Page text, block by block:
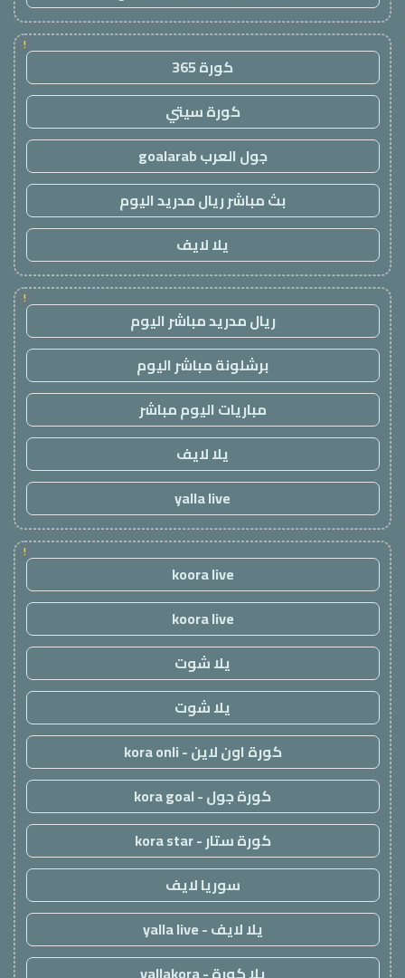
!
كورة 365
كورة سيتي
جول العرب goalarab
بث مباشر ريال مدريد اليوم
يلا لايف
!
ريال مدريد مباشر اليوم
برشلونة مباشر اليوم
مباريات اليوم مباشر
يلا لايف
yalla live
!
koora live
koora live
يلا شوت
يلا شوت
كورة اون لاين - kora onli
كورة جول - kora goal
كورة ستار - kora star
سوريا لايف
يلا لايف - yalla live